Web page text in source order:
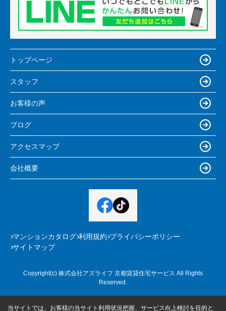
トップページ
スタッフ
お客様の声
ブログ
アクセスマップ
会社概要
マンションカタログ 利用規約 プライバシーポリシー
サイトマップ
Copyright(c) 株式会社アズライフ 京都賃貸住宅サービス All Rights
Reserved.
当サイトでは、お客様の当サイト利用状況把握、サービス向上検討を目的と